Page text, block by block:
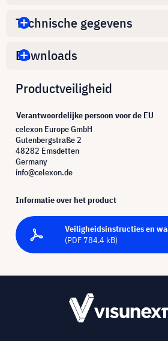
Technische gegevens
Downloads
Productveiligheid
Verantwoordelijke persoon voor de EU
celexon Europe GmbH
Gutenbergstraße 2
48282 Emsdetten
Germany
info@celexon.de
Informatie over het product
Veiligheidsinstructies en
(PDF 784.4 kB)